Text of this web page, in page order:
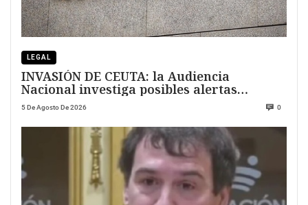
LEGAL
INVASIÓN DE CEUTA: la Audiencia
Nacional investiga posibles alertas
previas
5 De Agosto De 2026 0